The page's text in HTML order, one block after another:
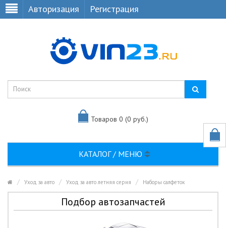
Авторизация Регистрация
Товаров 0 (0 руб.)
КАТАЛОГ / МЕНЮ
Уход за авто Уход за авто летняя серия Наборы салфеток
Подбор автозапчастей